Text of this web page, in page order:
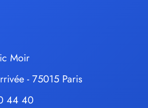
Moir
- 75015 Paris
44 40